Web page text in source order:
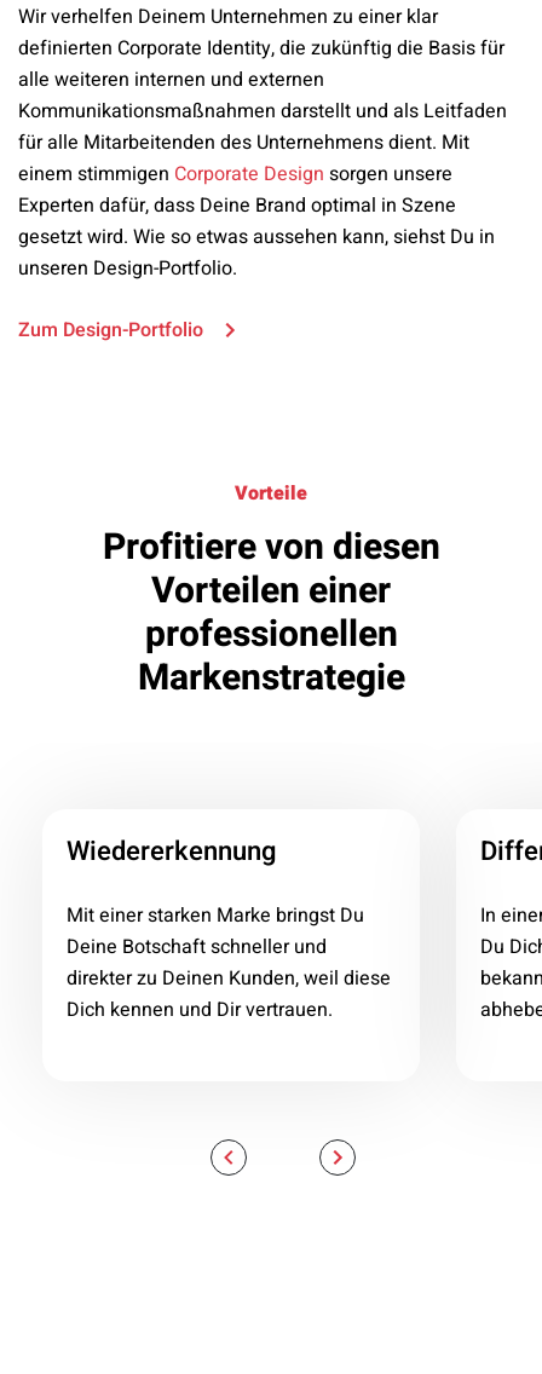
Wir verhelfen Deinem Unternehmen zu einer klar
definierten Corporate Identity, die zukünftig die Basis für
alle weiteren internen und externen
Kommunikationsmaßnahmen darstellt und als Leitfaden
für alle Mitarbeitenden des Unternehmens dient. Mit
einem stimmigen Corporate Design sorgen unsere
Experten dafür, dass Deine Brand optimal in Szene
gesetzt wird. Wie so etwas aussehen kann, siehst Du in
unseren Design-Portfolio.
Zum Design-Portfolio
Vorteile
Profitiere von diesen
Vorteilen einer
professionellen
Markenstrategie
Wiedererkennung
Mit einer starken Marke bringst Du
Deine Botschaft schneller und
direkter zu Deinen Kunden, weil diese
Dich kennen und Dir vertrauen.
In
Du